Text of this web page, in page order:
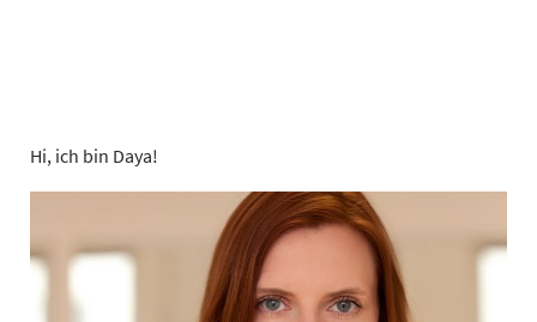
Hi, ich bin Daya!